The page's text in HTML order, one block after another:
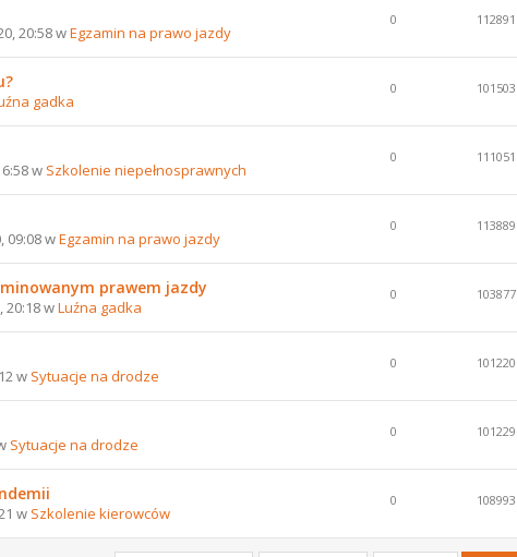
20:58 wEgzamin na prawo jazdy
0 112891
gadka
0 101503
w Szkolenie niepełnosprawnych
0 111051
09:08 wEgzamin na prawo jazdy
0 113889
prawem jazdy
20:18 wLuźna gadka
0 103877
w Sytuacje na drodze
0 101220
Sytuacje na drodze
0 101229
w Szkolenie kierowców
0 108993